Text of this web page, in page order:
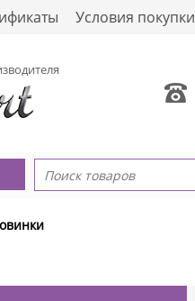
Условия покупки